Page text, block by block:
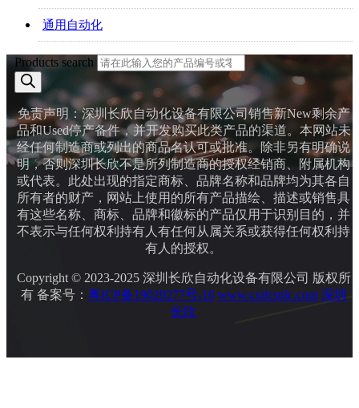
通用自动化
Products search
免责声明：深圳长欣自动化设备有限公司销售新New剩余产
品和Used停产备件，并开发购买此类产品的渠道。本网站未
经任何制造商或列出的商品名认可或批准。除非另有明确说
明，否则深圳长欣不是所列制造商的授权经销商、附属机构
或代表。此处出现的指定商标、品牌名称和品牌均为其各自
所有者的财产，网站上使用的所有产品描绘、描述或销售具
有这些名称、商标、品牌和徽标的产品仅用于识别目的，并
不表示与任何权利持有人有任何从属关系或获得任何权利持
有人的授权。
Copyright © 2023-2025 深圳长欣自动化设备有限公司 版权所
有 备案号： 粤ICP备19020277号-16 www.cxdcsplc.com 深圳
长欣